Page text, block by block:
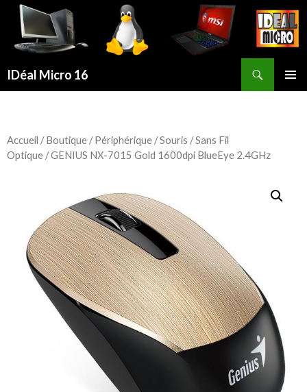
IDéal Micro 16
Accueil /Boutique /Périphérique /Souris /Sans Fil
Optique / GENIUS NX-7015 Gold 1600dpi BlueEye 2.4GHz